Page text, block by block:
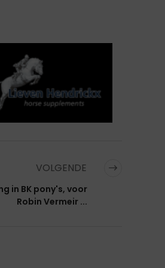
VOLGENDE
in BK pony's, voor
Robin Vermeir ...